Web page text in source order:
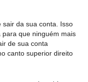
sair da sua conta. Isso
que ninguém mais
de sua conta
canto superior direito